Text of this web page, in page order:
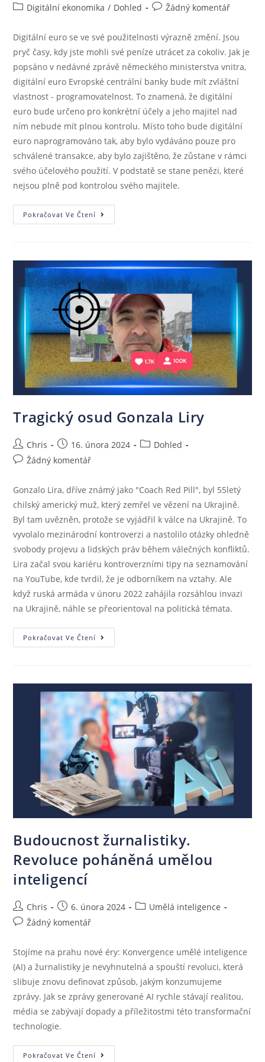
Digitální ekonomika / Dohled Žádný komentář
Digitální euro se ve své použitelnosti výrazně změní. Jsou
pryč časy, kdy jste mohli své peníze utrácet za cokoliv. Jak je
popsáno v nedávné zprávě německého ministerstva vnitra,
digitální euro Evropské centrální banky bude mít zvláštní
vlastnost - programovatelnost. To znamená, že digitální
euro bude určeno pro konkrétní účely a jeho majitel nad
ním nebude mít plnou kontrolu. Místo toho bude digitální
euro naprogramováno tak, aby bylo vydáváno pouze pro
schválené transakce, aby bylo zajištěno, že zůstane v rámci
svého účelového použití. V podstatě se stane penězi, které
nejsou plně pod kontrolou svého majitele.
Pokračovat Ve Čtení
Tragický osud Gonzala Liry
Chris 16. února 2024
Dohled
Žádný komentář
Gonzalo Lira, dříve známý jako "Coach Red Pill", byl 55letý
chilský americký muž, který zemřel ve vězení na Ukrajině.
Byl tam uvězněn, protože se vyjádřil k válce na Ukrajině. To
vyvolalo mezinárodní kontroverzi a nastolilo otázky ohledně
svobody projevu a lidských práv během válečných konfliktů.
Lira začal svou kariéru kontroverzními tipy na seznamování
na YouTube, kde tvrdil, že je odborníkem na vztahy. Ale
když ruská armáda v únoru 2022 zahájila rozsáhlou invazi
na Ukrajině, náhle se přeorientoval na politická témata.
Pokračovat Ve Čtení
Budoucnost žurnalistiky.
Revoluce poháněná umělou
inteligencí
Chris 6. února 2024
Umělá inteligence
Žádný komentář
Stojíme na prahu nové éry: Konvergence umělé inteligence
(AI) a žurnalistiky je nevyhnutelná a spouští revoluci, která
slibuje znovu definovat způsob, jakým konzumujeme
zprávy. Jak se zprávy generované AI rychle stávají realitou,
média se zabývají dopady a příležitostmi této transformační
technologie.
Pokračovat Ve Čtení